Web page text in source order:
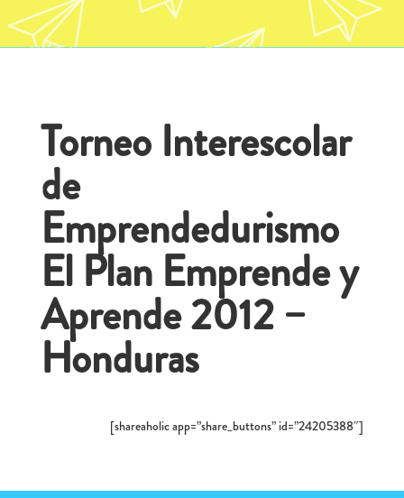
Torneo Interescolar
de
Emprendedurismo
El Plan Emprende y
Aprende 2012 –
Honduras
[shareaholic app=”share_buttons” id=”24205388″]